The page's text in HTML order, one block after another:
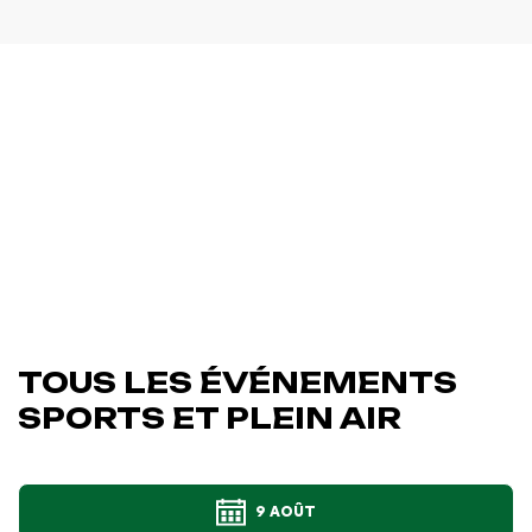
TOUS LES ÉVÉNEMENTS
SPORTS ET PLEIN AIR
9 AOÛT